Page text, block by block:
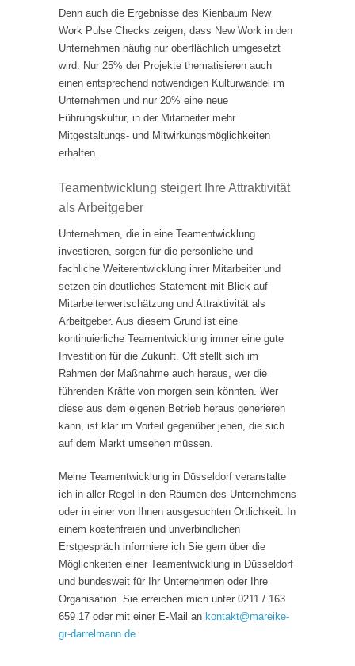
Denn auch die Ergebnisse des Kienbaum New
Work Pulse Checks zeigen, dass New Work in den
Unternehmen häufig nur oberflächlich umgesetzt
wird. Nur 25% der Projekte thematisieren auch
einen entsprechend notwendigen Kulturwandel im
Unternehmen und nur 20% eine neue
Führungskultur, in der Mitarbeiter mehr
Mitgestaltungs- und Mitwirkungsmöglichkeiten
erhalten.
Teamentwicklung steigert Ihre Attraktivität
als Arbeitgeber
Unternehmen, die in eine Teamentwicklung
investieren, sorgen für die persönliche und
fachliche Weiterentwicklung ihrer Mitarbeiter und
setzen ein deutliches Statement mit Blick auf
Mitarbeiterwertschätzung und Attraktivität als
Arbeitgeber. Aus diesem Grund ist eine
kontinuierliche Teamentwicklung immer eine gute
Investition für die Zukunft. Oft stellt sich im
Rahmen der Maßnahme auch heraus, wer die
führenden Kräfte von morgen sein könnten. Wer
diese aus dem eigenen Betrieb heraus generieren
kann, ist klar im Vorteil gegenüber jenen, die sich
auf dem Markt umsehen müssen.
Meine Teamentwicklung in Düsseldorf veranstalte
ich in aller Regel in den Räumen des Unternehmens
oder in einer von Ihnen ausgesuchten Örtlichkeit. In
einem kostenfreien und unverbindlichen
Erstgespräch informiere ich Sie gern über die
Möglichkeiten einer Teamentwicklung in Düsseldorf
und bundesweit für Ihr Unternehmen oder Ihre
Organisation. Sie erreichen mich unter 0211 / 163
659 17 oder mit einer E-Mail an kontakt@mareike-
gr-darrelmann.de